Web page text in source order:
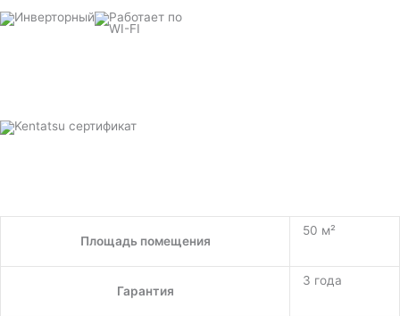
Площадь помещения
50 м²
Гарантия
3 года